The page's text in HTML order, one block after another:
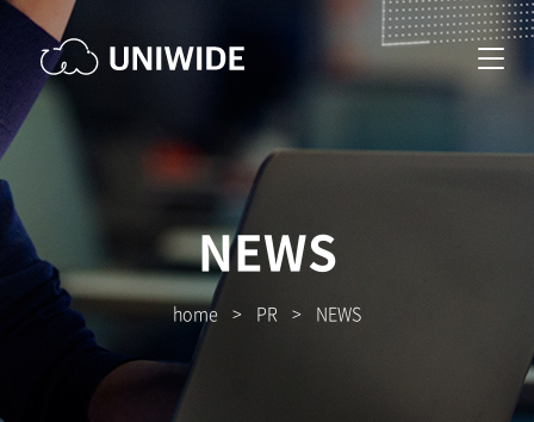
NEWS
home > PR > NEWS